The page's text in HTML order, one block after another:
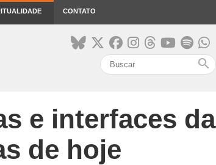
CONTATO
search
e interfaces da
de hoje